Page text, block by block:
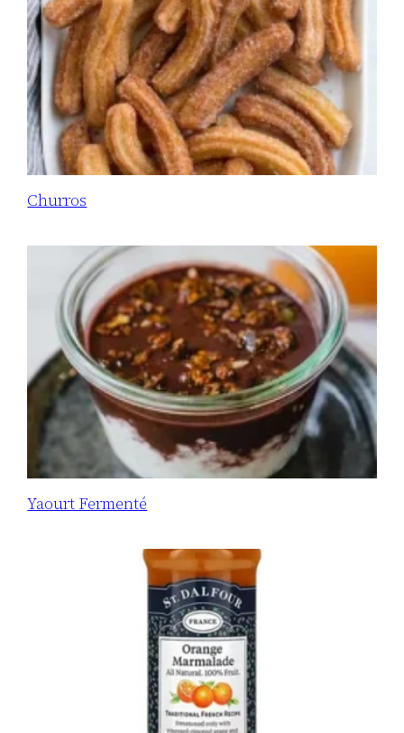
Churros
Yaourt Fermenté